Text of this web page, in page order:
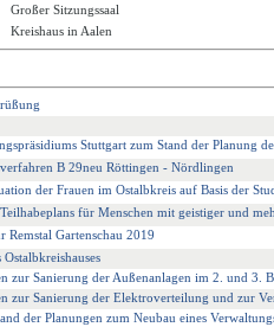
Großer Sitzungssaal
Kreishaus in Aalen
Stuttgart zum Stand der Planung
B 29neu Röttingen - Nördlingen
der Frauen im Ostalbkreis auf Basis der
für Menschen mit geistiger und
Remstal Gartenschau 2019
zur Sanierung der Außenanlagen im 2. und 3.
zur Sanierung der Elektroverteilung und zur
der Planungen zum Neubau eines